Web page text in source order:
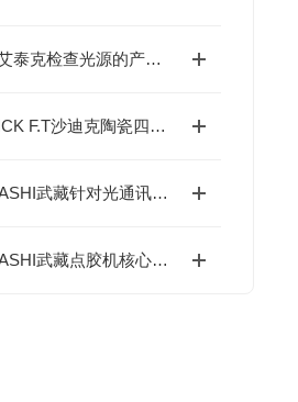
Aitec艾泰克检查光源的产品分类与工业机器视觉应用
SODICK F.T沙迪克陶瓷四角直尺：精密测量基准利器介绍
MUSASHI武藏针对光通讯行业精密点胶痛点解决方案---ML-6000X精密点胶控制器
MUSASHI武藏点胶机核心产品系列与技术特点